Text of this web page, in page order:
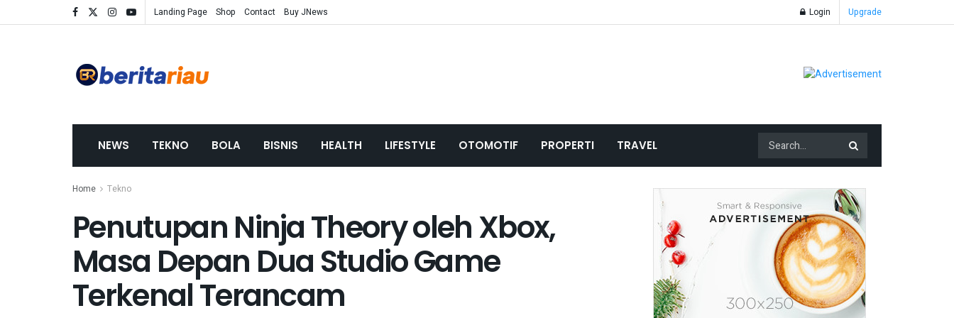
Landing Page Shop Contact Buy JNews Login Upgrade
NEWS TEKNO BOLA BISNIS HEALTH LIFESTYLE OTOMOTIF PROPERTI TRAVEL
Home Tekno
Penutupan Ninja Theory oleh Xbox,
Masa Depan Dua Studio Game
Terkenal Terancam